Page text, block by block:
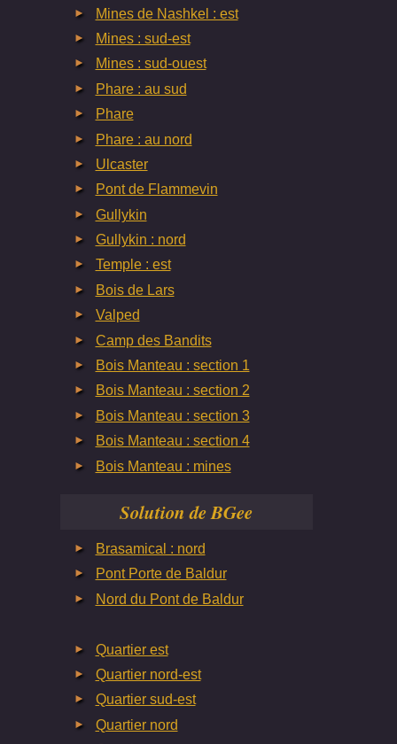
Mines de Nashkel : est
Mines : sud-est
Mines : sud-ouest
Phare : au sud
Phare
Phare : au nord
Ulcaster
Pont de Flammevin
Gullykin
Gullykin : nord
Temple : est
Bois de Lars
Valped
Camp des Bandits
Bois Manteau : section 1
Bois Manteau : section 2
Bois Manteau : section 3
Bois Manteau : section 4
Bois Manteau : mines
Solution de BGee
Brasamical : nord
Pont Porte de Baldur
Nord du Pont de Baldur
Quartier est
Quartier nord-est
Quartier sud-est
Quartier nord